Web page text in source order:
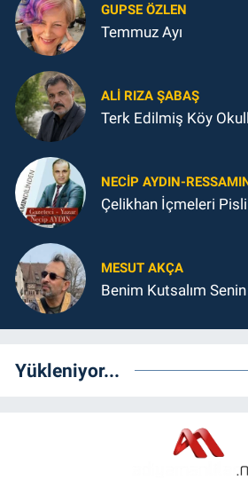
GUPSE ÖZLEN
Temmuz Ayı
ALI RIZA ŞABAŞ
Terk Edilmiş Köy
NECIP AYDIN-
Çelikhan İçmeleri
MESUT AKÇA
Benim Kutsalım
Yükleniyor...